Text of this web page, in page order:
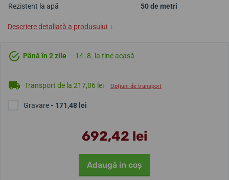
Rezistent la apă
50 de metri
Descriere detaliată a produsului ↓
Până în 2 zile — 14. 8. la tine acasă
Transport de la 217,06 lei Opțiuni de transport
Gravare- 171,48 lei
692,42 lei
Adaugă in coş